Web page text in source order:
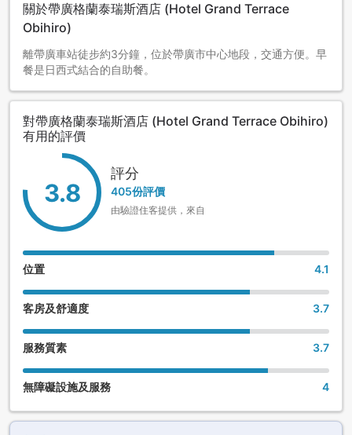
關於帶廣格蘭泰瑞斯酒店 (Hotel Grand Terrace
Obihiro)
離帶廣車站徒步約3分鐘，位於帶廣市中心地段，交通方便。早
餐是日西式結合的自助餐。
對帶廣格蘭泰瑞斯酒店 (Hotel Grand Terrace Obihiro)
有用的評價
3.8
評分
405份評價
由驗證住客提供，來自
位置 4.1
客房及舒適度 3.7
服務質素 3.7
無障礙設施及服務 4